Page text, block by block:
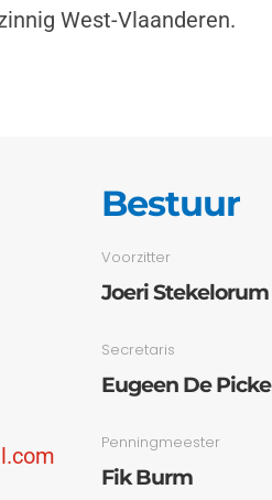
West-Vlaanderen.
Bestuur
Voorzitter
Joeri Stekelorum
Secretaris
Eugeen De
Penningmeester
Fik Burm